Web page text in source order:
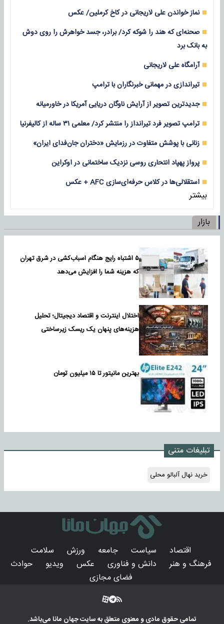
نماز خواندن علی لاریجانی در کاخ کرملین/ عکس
صحنه‌ای که هند را شوکه کرد/ برادر، جسد خواهرش را روی دوش
به بانک برد
آرامگاه علی لاریجانی
تیراندازی در مهمانی خبرنگاران با ترامپ
جدیدترین تصویر از آرایش ناوگان دریایی آمریکا در خاورمیانه
ترامپ تصویر فرد تیرانداز را منتشر کرد/ معلمی ۳۱ ساله از کالیفرنیا
زنانی با پوشش متفاوت در رزمایش «دختران جان‌فدای ایران»
پرواز پهپاد انتحاری روسی نزدیک ساختمانی در اوکراین
استقلالی‌ها در کلاس حرفه‌ای‌سازی AFC + عکس
بیشتر
بازار
۵ اشتباه رایج هنگام اسباب‌کشی در شرق تهران
که هزینه شما را افزایش می‌دهد
اختلال اینترنت و اقتصاد دیجیتال؛ تحلیل
هزینه‌های پنهان یک ریسک زیرساختی
بهترین مانیتور تا ۱۵ میلیون تومان
تبلیغات متنی
خرید نهال آلبالو محلی
اقتصاد سیاست جامعه ورزش
سلامت
فرهنگ و هنر
دانش و فناوری عکس ویدیو
حوادث
فضای مجازی
تمامی حقوق مادی و معنوی متعلق به سایتجهان مانامی‌باشد.